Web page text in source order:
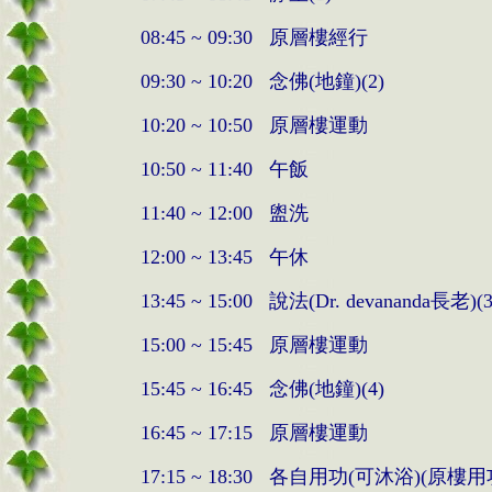
08:45 ~ 09:30 原層樓經行
09:30 ~ 10:20
念佛(地鐘)(2)
10:20 ~ 10:50
原層樓運動
10:50 ~ 11:40
午飯
11:40 ~ 12:00
盥洗
12:00 ~ 13:45
午休
13:45 ~ 15:00 說法(Dr. devananda長老
15:00 ~ 15:45
原層樓運動
15:45 ~ 16:45 念佛(地鐘)(4)
16:45 ~ 17:15
原層樓運動
17:15 ~ 18:30 各自用功(可沐浴)(原樓用